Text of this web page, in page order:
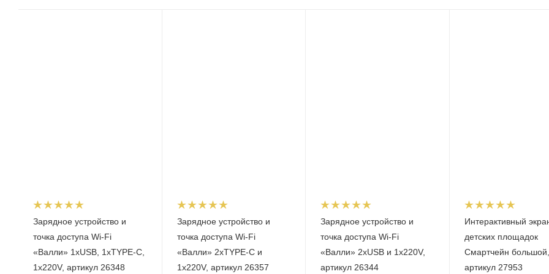
Зарядное устройство и
точка доступа Wi-Fi
«Валли» 1xUSB, 1xTYPE-C,
1x220V, артикул 26348
Зарядное устройство и
точка доступа Wi-Fi
«Валли» 2xTYPE-C и
1x220V, артикул 26357
Зарядное устройство и
точка доступа Wi-Fi
«Валли» 2xUSB и 1x220V,
артикул 26344
Интерактивный
детских площадок
Смартчейн большой,
артикул 27953